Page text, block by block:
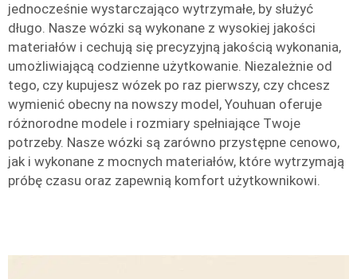
jednocześnie wystarczająco wytrzymałe, by służyć
długo. Nasze wózki są wykonane z wysokiej jakości
materiałów i cechują się precyzyjną jakością wykonania,
umożliwiającą codzienne użytkowanie. Niezależnie od
tego, czy kupujesz wózek po raz pierwszy, czy chcesz
wymienić obecny na nowszy model, Youhuan oferuje
różnorodne modele i rozmiary spełniające Twoje
potrzeby. Nasze wózki są zarówno przystępne cenowo,
jak i wykonane z mocnych materiałów, które wytrzymają
próbę czasu oraz zapewnią komfort użytkownikowi.